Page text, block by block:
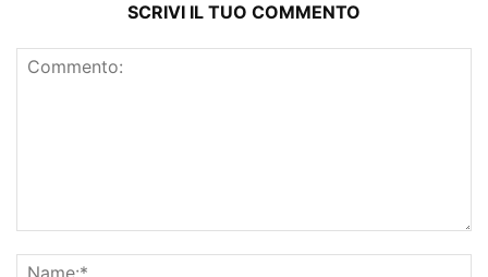
SCRIVI IL TUO COMMENTO